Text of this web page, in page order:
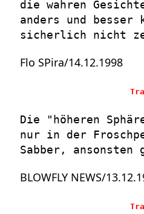
die wahren
anders und besser
sicherlich nicht
Flo SPira/14.12.1998
Die "höheren
nur in der
Sabber,
BLOWFLY NEWS/